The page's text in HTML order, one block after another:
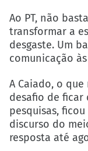
Ao PT, não
transformar a
desgaste. Um
comunicação
A Caiado, o
desafio de ficar
pesquisas,
discurso do
resposta até